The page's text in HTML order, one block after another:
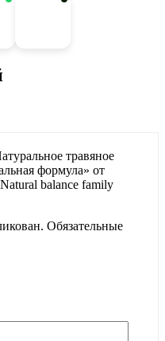
травяное
формула» от
balance family
Обязательные